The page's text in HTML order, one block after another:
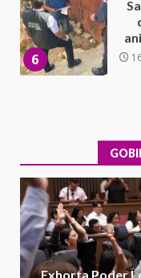
7
1 7
2
Exhorta Poder